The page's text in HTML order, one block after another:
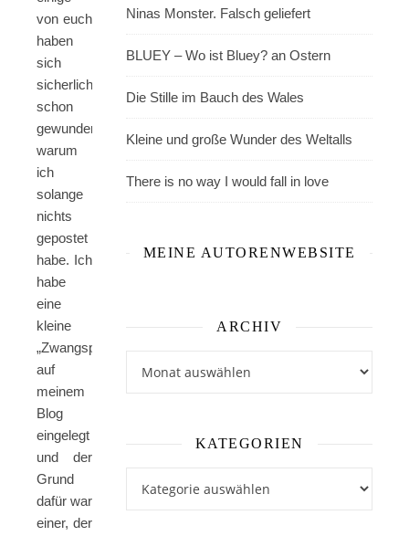
von euch
haben
sich
sicherlich
schon
gewundert,
warum
ich
solange
nichts
gepostet
habe. Ich
habe
eine
kleine
„Zwangspause“
auf
meinem
Blog
eingelegt
und der
Grund
dafür war
einer, der
Ninas Monster. Falsch geliefert
BLUEY – Wo ist Bluey? an Ostern
Die Stille im Bauch des Wales
Kleine und große Wunder des Weltalls
There is no way I would fall in love
MEINE AUTORENWEBSITE
ARCHIV
KATEGORIEN